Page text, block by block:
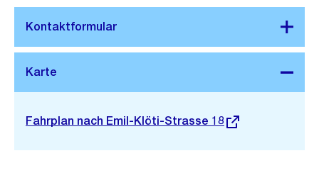
Stadtplan 3D
Externer
Fahrplan nach Emil-Klöti-Strasse 18